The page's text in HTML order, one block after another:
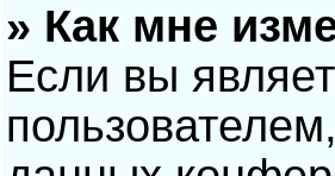
» Как мне
Если вы